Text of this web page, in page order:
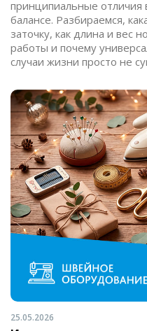
принципиальные отличия
балансе. Разбираемся,
заточку, как длина и вес
работы и почему
случаи жизни просто не
25.05.2026